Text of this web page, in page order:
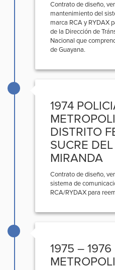
Contrato de diseño,
mantenimiento del
marca RCA y RYDAX
de la Dirección de
Nacional que
de Guayana.
1974
DISTRITO
SUCRE
MIRANDA
Contrato de diseño,
sistema de
RCA/RYDAX para
1975 –